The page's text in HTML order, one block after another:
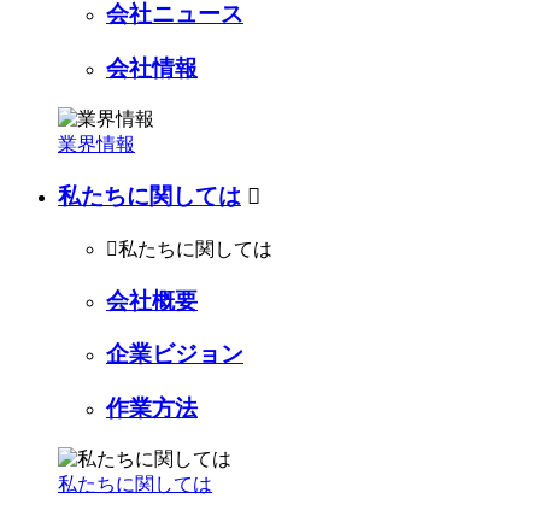
会社ニュース
会社情報
業界情報
私たちに関しては 
私たちに関しては
会社概要
企業ビジョン
作業方法
私たちに関しては